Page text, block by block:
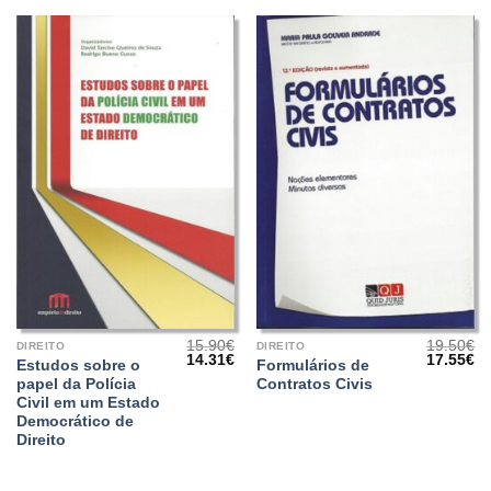
DIREITO
Estudos sobre o
papel da Polícia
Civil em um Estado
Democrático de
Direito
15.90€
O
14.31€O
preço
atual
DIREITO
Formulários de
Contratos Civis
19.50€
O
17.55€O